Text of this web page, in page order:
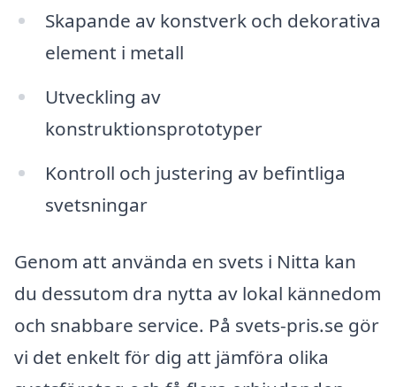
Skapande av konstverk och dekorativa
element i metall
Utveckling av
konstruktionsprototyper
Kontroll och justering av befintliga
svetsningar
Genom att använda en svets i Nitta kan
du dessutom dra nytta av lokal kännedom
och snabbare service. På svets-pris.se gör
vi det enkelt för dig att jämföra olika